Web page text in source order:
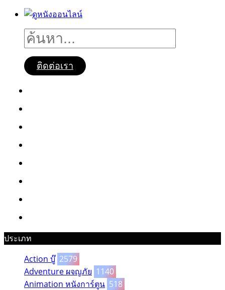
ติดต่อเรา
ประเภท
Action บู๊ 2579
Adventure ผจญภัย 1140
Animation หนังการ์ตูน 518